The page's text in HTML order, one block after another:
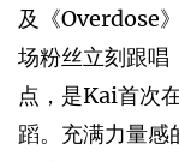
及《Overdose
场粉丝立刻跟唱
点，是Kai首次
蹈。充满力量感